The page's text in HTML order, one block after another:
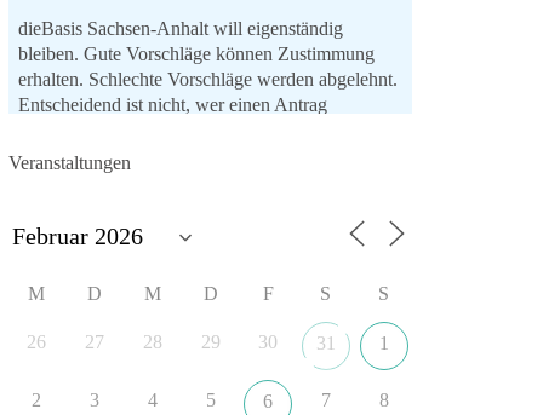
dieBasis Sachsen-Anhalt will eigenständig
bleiben. Gute Vorschläge können Zustimmung
erhalten. Schlechte Vorschläge werden abgelehnt.
Entscheidend ist nicht, wer einen Antrag
weiterbringt.
Verschmelzung.
💬 Was ist dir wichtiger: feste Lager oder
#Landtagswahl2026
Veranstaltungen
M D M D F S S
26 27 28 29 30 31 1
2 3 4 5 6 7 8